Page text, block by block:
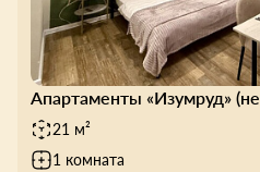
Апартаменты «Изумруд»
21 м²
1 комната